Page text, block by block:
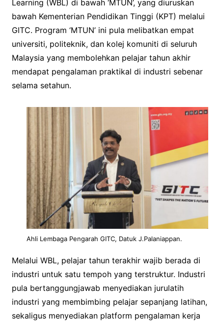
Learning (WBL) di bawah ‘MTUN’, yang diuruskan
bawah Kementerian Pendidikan Tinggi (KPT) melalui
GITC. Program ‘MTUN’ ini pula melibatkan empat
universiti, politeknik, dan kolej komuniti di seluruh
Malaysia yang membolehkan pelajar tahun akhir
mendapat pengalaman praktikal di industri sebenar
selama setahun.
Ahli Lembaga Pengarah GITC, Datuk J.Palaniappan.
Melalui WBL, pelajar tahun terakhir wajib berada di
industri untuk satu tempoh yang terstruktur. Industri
pula bertanggungjawab menyediakan jurulatih
industri yang membimbing pelajar sepanjang latihan,
sekaligus menyediakan platform pengalaman kerja